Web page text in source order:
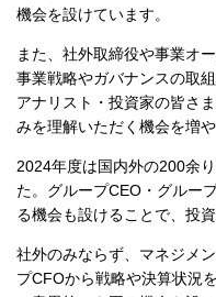
機会を設けています。
また、社外取締役や事業オ
事業戦略やガバナンスの取
アナリスト・投資家の皆さ
みを理解いただく機会を増
2024年度は国内外の200余
た。グループCEO・グルー
る機会も設けることで、投
社外のみならず、マネジメ
プCFOから戦略や決算状況